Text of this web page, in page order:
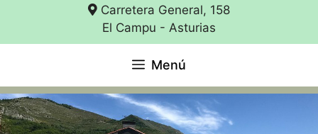
Carretera General, 158
El Campu - Asturias
Menú